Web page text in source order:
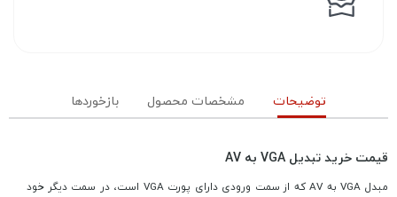
توضیحات مشخصات محصول بازخوردها
قیمت خرید تبدیل VGA به AV
مبدل VGA به AV که از سمت ورودی دارای پورت VGA است، در سمت دیگر خود